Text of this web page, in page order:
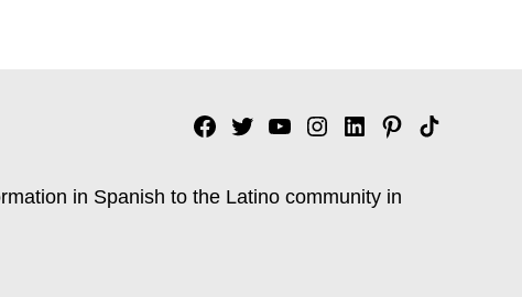
Facebook
TwitterYouTubeInstagram
Linkedin
Pinterest
Tik
in Spanish to the Latino community in